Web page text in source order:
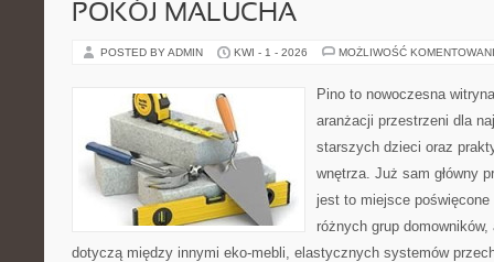
POKÓJ MALUCHA
POSTED BY ADMIN KWI - 1 - 2026 MOŻLIWOŚĆ
Pino to nowoczesna
aranżacji przestrzeni dla
starszych dzieci oraz
wnętrza. Już sam główny
jest to miejsce
różnych grup domowników,
dotyczą między innymi eko-mebli, elastycznych systemów